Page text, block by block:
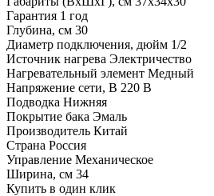
Гарантия 1 год
Глубина, см 30
Диаметр подключения, дюйм 1/2
Источник нагрева Электричество
Нагревательный элемент Медный
Напряжение сети, В 220 В
Подводка Нижняя
Покрытие бака Эмаль
Производитель Китай
Страна Россия
Управление Механическое
Ширина, см 34
Купить в один клик